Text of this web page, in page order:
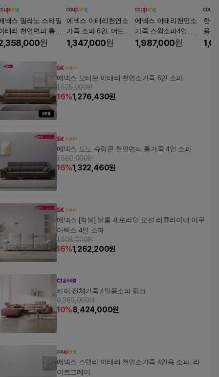
넥스 밀라노 스타일
태리 천연면피 통가
4인 소파, 카푸치노
원
에넥스 이태리천연소
가죽 소파 6인, 머드그
레이
1,347,000원
에넥스 이태리천연소
가죽 스윙소파4인, 머
드그레이
1,987,000원
한샘
용
화이
에넥스 모티브 이태리 천연소가죽 6인 소파
1,525,000원
16%1,276,430원
에넥스 도노 슈렁큰 천연면피 통가죽 4인 소파
1,580,000원
16%1,322,460원
에넥스 [착불] 블룸 제로라인 모션 리클라이너 아쿠
아텍스 4인 소파
1,508,000원
16%1,262,200원
카이 전체가죽 4인용소파 핑크
9,360,000원
10%8,424,000원
에넥스 스텔라 이태리 천연소가죽 4인용 소파, 라
이트그레이